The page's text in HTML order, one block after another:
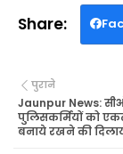
पुराने
Jaunpur News:
पुलिसकर्मियों को
बनाये रखने की